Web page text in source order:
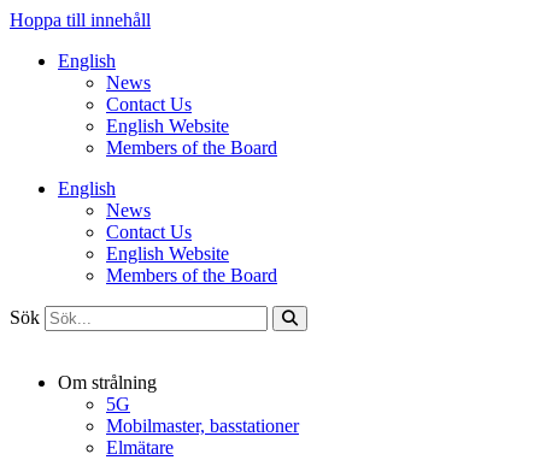
Hoppa till innehåll
English
News
Contact Us
English Website
Members of the Board
English
News
Contact Us
English Website
Members of the Board
Sök
Om strålning
5G
Mobilmaster, basstationer
Elmätare